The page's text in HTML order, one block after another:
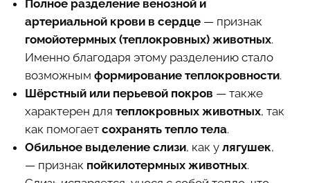
Полное разделение венозной и
артериальной крови в сердце— признак
гомойотермных (теплокровных) животных.
Именно благодаря этому разделению стало
возможным формирование теплокровности.
Шёрстный или перьевой покров — также
характерен для теплокровных животных, так
как помогает сохранять тепло тела.
Обильное выделение слизи, как у лягушек,
— признак пойкилотермных животных.